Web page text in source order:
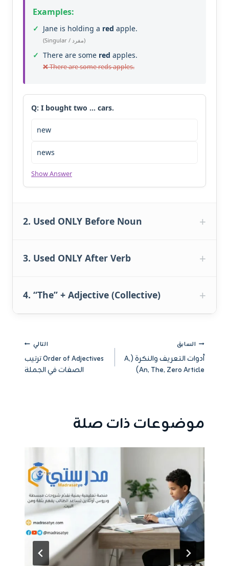
Examples:
Jane is holding a red apple.
(Singular / مفرد)
There are some red apples.
There are some reds apples.
Q: I bought two … cars.
new
news
Show Answer
2. Used ONLY Before Noun
3. Used ONLY After Verb
4. “The” + Adjective (Collective)
تصفّح
المقالات
السابق
أدوات التعريف والنكرة (A,
An, The, Zero Article)
التالي
Order of Adjectives ترتيب
الصفات في الجملة
موضوعات ذات صلة